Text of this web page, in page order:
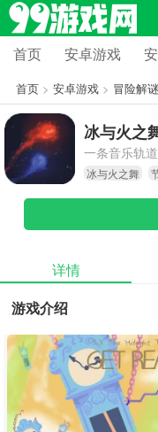
首页 安卓游戏
首页> 安卓游戏> 冒险解谜
冰与火之
一条音乐轨
小球。玩家
奏，精准地
冰与火之舞
详情
游戏介绍